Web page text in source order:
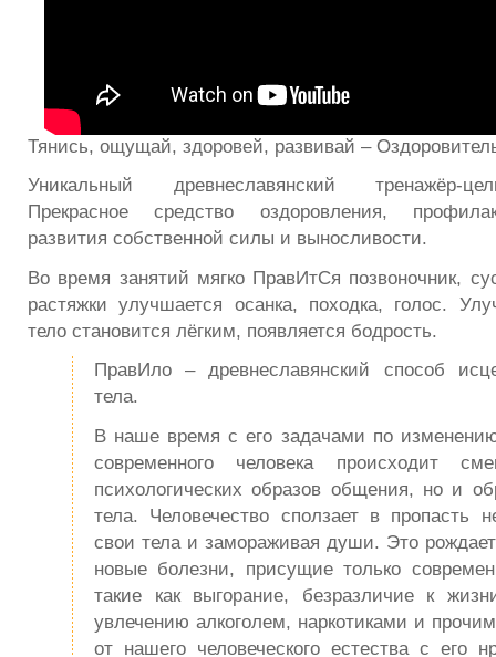
Тянись, ощущай, здоровей, развивай –
Уникальный древнеславянский тренажёр-
Прекрасное средство оздоровления,
развития собственной силы и выносливости.
Во время занятий мягко ПравИтСя позвоночник,
растяжки улучшается осанка, походка, голос.
тело становится лёгким, появляется бодрость.
ПравИло – древнеславянский способ
тела.
В наше время с его задачами по
современного человека происходит
психологических образов общения, но и
тела. Человечество сползает в пропасть
свои тела и замораживая души. Это
новые болезни, присущие только
такие как выгорание, безразличие к
увлечению алкоголем, наркотиками и
от нашего человеческого естества с его